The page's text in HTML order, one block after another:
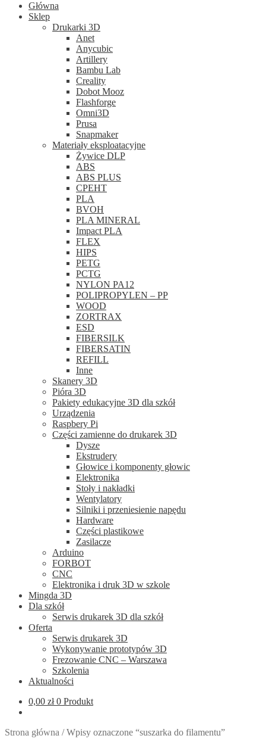
Główna
Sklep
Drukarki 3D
Anet
Anycubic
Artillery
Bambu Lab
Creality
Dobot Mooz
Flashforge
Omni3D
Prusa
Snapmaker
Materiały eksploatacyjne
Żywice DLP
ABS
ABS PLUS
CPEHT
PLA
BVOH
PLA MINERAL
Impact PLA
FLEX
HIPS
PETG
PCTG
NYLON PA12
POLIPROPYLEN – PP
WOOD
ZORTRAX
ESD
FIBERSILK
FIBERSATIN
REFILL
Inne
Skanery 3D
Pióra 3D
Pakiety edukacyjne 3D dla szkół
Urządzenia
Raspbery Pi
Części zamienne do drukarek 3D
Dysze
Ekstrudery
Głowice i komponenty głowic
Elektronika
Stoły i nakładki
Wentylatory
Silniki i przeniesienie napędu
Hardware
Części plastikowe
Zasilacze
Arduino
FORBOT
CNC
Elektronika i druk 3D w szkole
Mingda 3D
Dla szkół
Serwis drukarek 3D dla szkół
Oferta
Serwis drukarek 3D
Wykonywanie prototypów 3D
Frezowanie CNC – Warszawa
Szkolenia
Aktualności
0,00 zł 0 Produkt
Strona główna /Wpisy oznaczone “suszarka do filamentu”